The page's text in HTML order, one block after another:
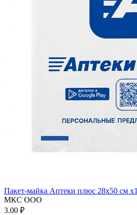
Пакет-майка Аптеки плюс 28х50 см x1
МКС ООО
3.00 ₽